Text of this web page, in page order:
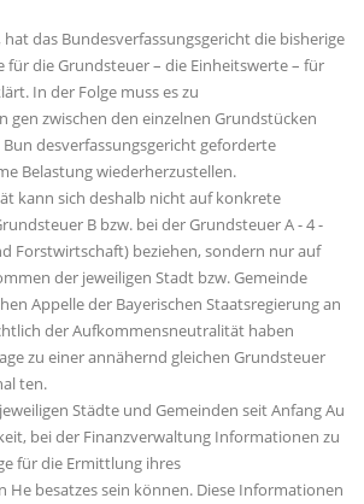
das Bundesverfassungsgericht die bisherige
für die Grundsteuer – die Einheitswerte – für
In der Folge muss es zu
gen zwischen den einzelnen Grundstücken
desverfassungsgericht geforderte
Belastung wiederherzustellen.
kann sich deshalb nicht auf konkrete
B bzw. bei der Grundsteuer A - 4 -
Forstwirtschaft) beziehen, sondern nur auf
der jeweiligen Stadt bzw. Gemeinde
Appelle der Bayerischen Staatsregierung an
der Aufkommensneutralität haben
zu einer annähernd gleichen Grundsteuer
ten.
Städte und Gemeinden seit Anfang Au
bei der Finanzverwaltung Informationen zu
für die Ermittlung ihres
besatzes sein können. Diese Informationen